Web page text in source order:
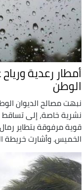
أمطار رعدية
الوطن
نبهت مصالح الديوان
نشرية خاصة، إلى تساقط
قوية مرفوقة بتطاير
الخميس. وأشارت خريطة